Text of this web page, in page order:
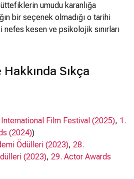
umudu karanlığa
bir seçenek olmadığı o tarihi
nefes kesen ve psikolojik sınırları
Hakkında Sıkça
Film Festival (2025), 1.
(2024))
Ödülleri (2023), 28.
(2023), 29. Actor Awards